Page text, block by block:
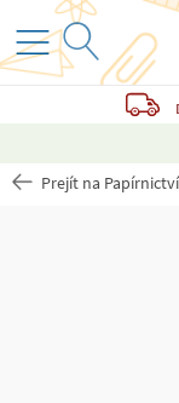
Prejít na